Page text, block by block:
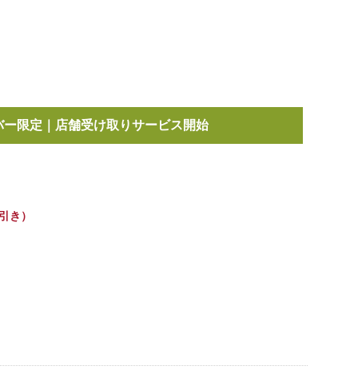
ー限定｜店舗受け取りサービス開始
き）